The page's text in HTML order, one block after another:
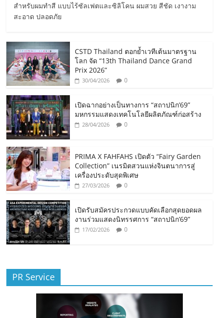
สำหรับผมทำสี แบบไร้ซัลเฟตและซิลิโคน ผมสวย สีชัด เงางาม
สะอาด ปลอดภัย
CSTD Thailand ตอกย้ำเวทีเต้นมาตรฐาน
โลก จัด “13th Thailand Dance Grand
Prix 2026”
30/04/2026 0
เปิดฉากอย่างเป็นทางการ “สถาปนิก’69”
มหกรรมแสดงเทคโนโลยีผลิตภัณฑ์ก่อสร้าง
28/04/2026 0
PRIMA X FAHFAHS เปิดตัว “Fairy Garden
Collection” เนรมิตสวนแห่งจินตนาการสู่
เครื่องประดับสุดพิเศษ
27/03/2026 0
เปิดรับสมัครประกวดแบบคัดเลือกสุดยอดผล
งานร่วมแสดงนิทรรศการ “สถาปนิก’69”
17/02/2026 0
PR Service